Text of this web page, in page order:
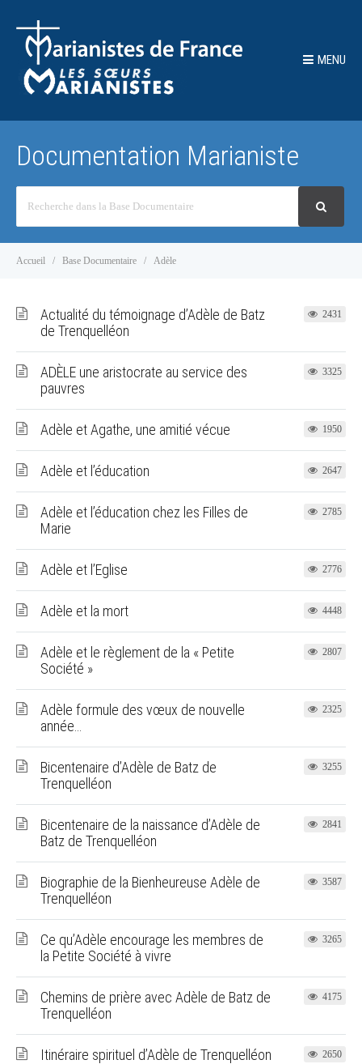
MENU
Documentation Marianiste
Accueil Base Documentaire Adèle
Actualité du témoignage d’Adèle de Batz
de Trenquelléon
2431
ADÈLE une aristocrate au service des
pauvres
3325
Adèle et Agathe, une amitié vécue 1950
Adèle et l’éducation 2647
Adèle et l’éducation chez les Filles de
Marie
2785
Adèle et l’Eglise 2776
Adèle et la mort 4448
Adèle et le règlement de la « Petite
Société »
2807
Adèle formule des vœux de nouvelle
année…
2325
Bicentenaire d’Adèle de Batz de
Trenquelléon
3255
Bicentenaire de la naissance d’Adèle de
Batz de Trenquelléon
2841
Biographie de la Bienheureuse Adèle de
Trenquelléon
3587
Ce qu’Adèle encourage les membres de
la Petite Société à vivre
3265
Chemins de prière avec Adèle de Batz de
Trenquelléon
4175
Itinéraire spirituel d’Adèle de Trenquelléon 2650